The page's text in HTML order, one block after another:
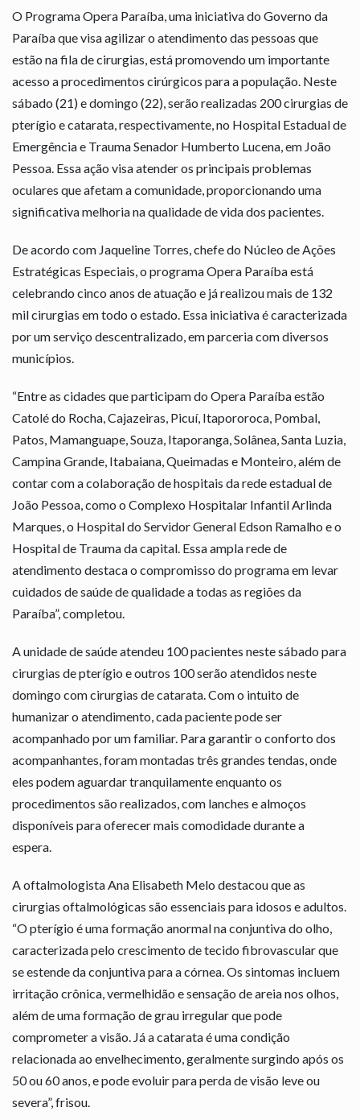
O Programa Opera Paraíba, uma iniciativa do Governo da
Paraíba que visa agilizar o atendimento das pessoas que
estão na fila de cirurgias, está promovendo um importante
acesso a procedimentos cirúrgicos para a população. Neste
sábado (21) e domingo (22), serão realizadas 200 cirurgias de
pterígio e catarata, respectivamente, no Hospital Estadual de
Emergência e Trauma Senador Humberto Lucena, em João
Pessoa. Essa ação visa atender os principais problemas
oculares que afetam a comunidade, proporcionando uma
significativa melhoria na qualidade de vida dos pacientes.
De acordo com Jaqueline Torres, chefe do Núcleo de Ações
Estratégicas Especiais, o programa Opera Paraíba está
celebrando cinco anos de atuação e já realizou mais de 132
mil cirurgias em todo o estado. Essa iniciativa é caracterizada
por um serviço descentralizado, em parceria com diversos
municípios.
“Entre as cidades que participam do Opera Paraíba estão
Catolé do Rocha, Cajazeiras, Picuí, Itapororoca, Pombal,
Patos, Mamanguape, Souza, Itaporanga, Solânea, Santa Luzia,
Campina Grande, Itabaiana, Queimadas e Monteiro, além de
contar com a colaboração de hospitais da rede estadual de
João Pessoa, como o Complexo Hospitalar Infantil Arlinda
Marques, o Hospital do Servidor General Edson Ramalho e o
Hospital de Trauma da capital. Essa ampla rede de
atendimento destaca o compromisso do programa em levar
cuidados de saúde de qualidade a todas as regiões da
Paraíba”, completou.
A unidade de saúde atendeu 100 pacientes neste sábado para
cirurgias de pterígio e outros 100 serão atendidos neste
domingo com cirurgias de catarata. Com o intuito de
humanizar o atendimento, cada paciente pode ser
acompanhado por um familiar. Para garantir o conforto dos
acompanhantes, foram montadas três grandes tendas, onde
eles podem aguardar tranquilamente enquanto os
procedimentos são realizados, com lanches e almoços
disponíveis para oferecer mais comodidade durante a
espera.
A oftalmologista Ana Elisabeth Melo destacou que as
cirurgias oftalmológicas são essenciais para idosos e adultos.
“O pterígio é uma formação anormal na conjuntiva do olho,
caracterizada pelo crescimento de tecido fibrovascular que
se estende da conjuntiva para a córnea. Os sintomas incluem
irritação crônica, vermelhidão e sensação de areia nos olhos,
além de uma formação de grau irregular que pode
comprometer a visão. Já a catarata é uma condição
relacionada ao envelhecimento, geralmente surgindo após os
50 ou 60 anos, e pode evoluir para perda de visão leve ou
severa”, frisou.